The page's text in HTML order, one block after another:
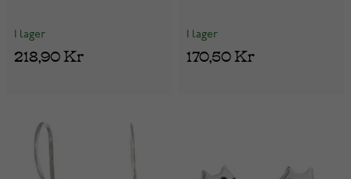
I lager
218,90 Kr
I lager
170,50 Kr